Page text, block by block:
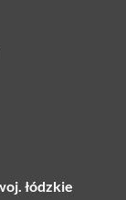
łódzkie